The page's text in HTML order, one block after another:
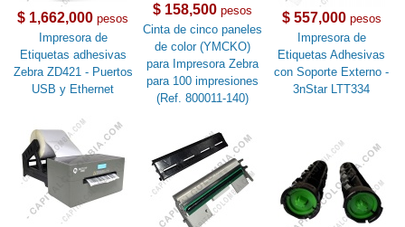
$ 1,662,000 pesos
Impresora de
Etiquetas adhesivas
Zebra ZD421 - Puertos
USB y Ethernet
$ 158,500pesos
Cinta de cinco paneles
de color (YMCKO)
para Impresora Zebra
para 100 impresiones
(Ref. 800011-140)
$ 557,000pesos
Impresora de
Etiquetas Adhesivas
con Soporte Externo -
3nStar LTT334